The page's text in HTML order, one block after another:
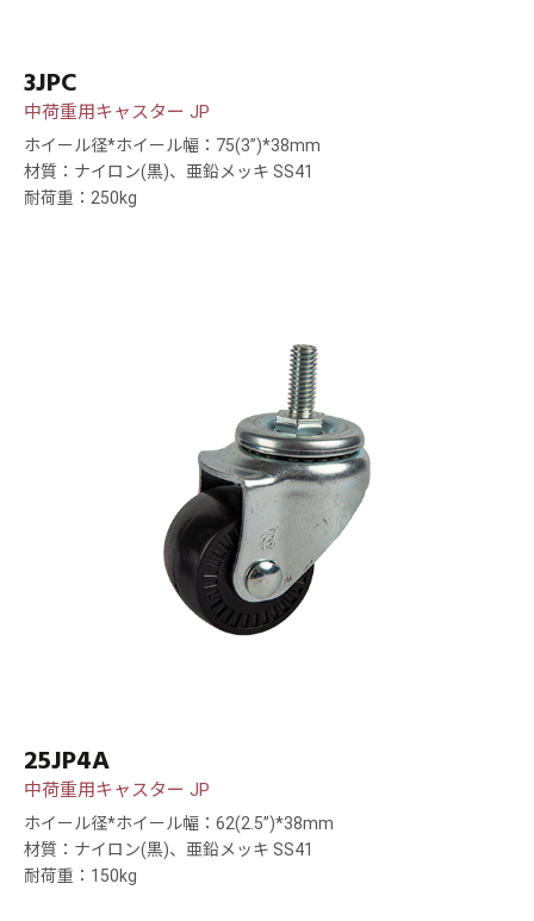
3JPC
中荷重用キャスター JP
ホイール径*ホイール幅：75(3”)*38mm
材質：ナイロン(黒)、亜鉛メッキ SS41
耐荷重：250kg
25JP4A
中荷重用キャスター JP
ホイール径*ホイール幅：62(2.5”)*38mm
材質：ナイロン(黒)、亜鉛メッキ SS41
耐荷重：150kg